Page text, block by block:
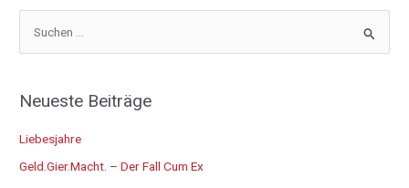
h
e
Neueste Beiträge
Liebesjahre
Geld.Gier.Macht. – Der Fall Cum Ex